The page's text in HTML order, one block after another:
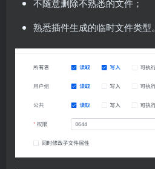
不随意删除不熟悉的文件；
熟悉插件生成的临时文件类型。